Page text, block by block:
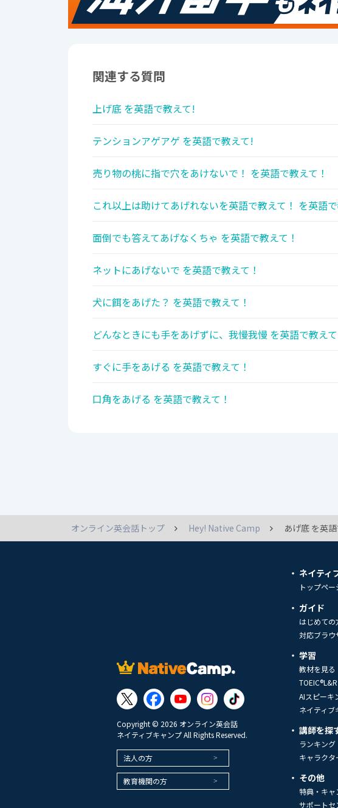
関連する質問
上げ底 を英語で教えて!
テンションアゲアゲ を英語で教えて!
売り物の桃に指で穴をあけないで！ を英語で教えて！
これ以上は助けてあげれないを英語で教えて！ を英語
面倒でも答えてあげなくちゃ を英語で教えて！
ネットにあげないで を英語で教えて！
犬に餌をあげた？ を英語で教えて！
どんなときにも手をあげずに、我慢我慢 を英語で教えて
すぐに手をあげる を英語で教えて！
口角をあげる を英語で教えて！
オンライン英会話トップ Hey! Native Camp あげ底 を英
Copyright © 2026 オンライン英会話
ネイティブキャンプ All Rights Reserved.
法人の方
教育機関の方
ネイティ
トップペー
ガイド
はじめての
対応ブラウ
学習
教材を見る
AIスピーキ
ネイティブ
講師を探
ランキング
キャラク
その他
特典・キャ
サポートセ